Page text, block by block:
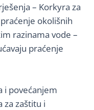
– Korkyra za
okolišnih
razinama vode –
praćenje
i povećanjem
za zaštitu i